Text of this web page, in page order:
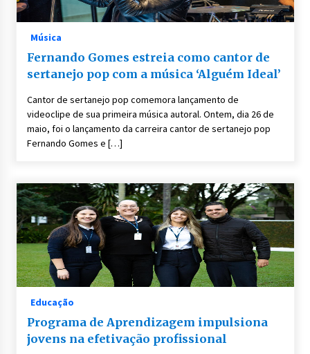
Música
Fernando Gomes estreia como cantor de
sertanejo pop com a música ‘Alguém Ideal’
Cantor de sertanejo pop comemora lançamento de
videoclipe de sua primeira música autoral. Ontem, dia 26 de
maio, foi o lançamento da carreira cantor de sertanejo pop
Fernando Gomes e […]
Educação
Programa de Aprendizagem impulsiona
jovens na efetivação profissional